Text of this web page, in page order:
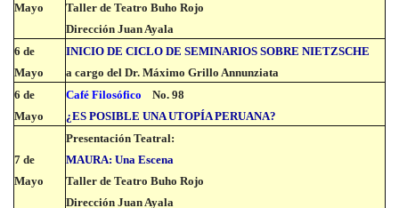
Mayo
Taller de Teatro Buho Rojo
Dirección Juan Ayala
6 de
Mayo
INICIO DE CICLO DE SEMINARIOS SOBRE NIETZSCHE
a cargo del Dr. Máximo Grillo Annunziata
6 de
Mayo
Café Filosófico No. 98
¿ES POSIBLE UNA UTOPÍA PERUANA?
7 de
Mayo
Presentación Teatral:
MAURA: Una Escena
Taller de Teatro Buho Rojo
Dirección Juan Ayala